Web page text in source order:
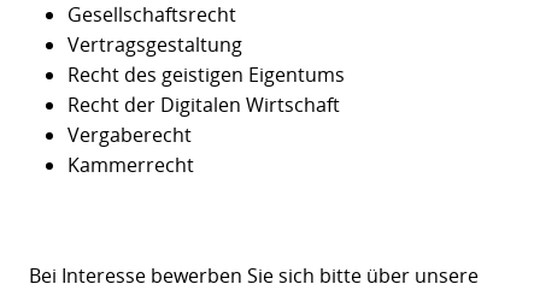
Gesellschaftsrecht
Vertragsgestaltung
Recht des geistigen Eigentums
Recht der Digitalen Wirtschaft
Vergaberecht
Kammerrecht
Bei Interesse bewerben Sie sich bitte über unsere